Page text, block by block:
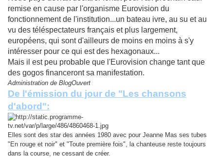
remise en cause par l'organisme Eurovision du
fonctionnement de l'institution...un bateau ivre, au su et au
vu des téléspectateurs français et plus largement,
européens, qui sont d'ailleurs de moins en moins à s'y
intéresser pour ce qui est des hexagonaux...
Mais il est peu probable que l'Eurovision change tant que
des gogos financeront sa manifestation.
Administration de BlogOuvert
De l'émission du jour de "Les chansons
d'abord":
Elles sont des star des années 1980 avec pour Jeanne Mas ses tubes
"En rouge et noir" et "Toute première fois", la chanteuse reste toujours
dans la course, ne cessant de créer.